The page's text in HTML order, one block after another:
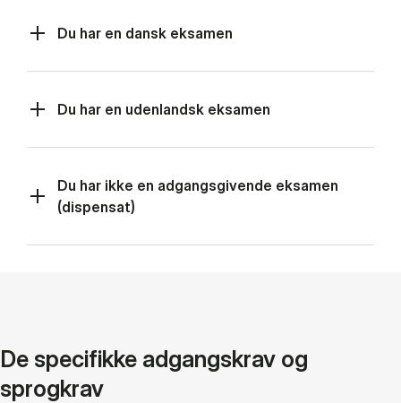
Du har en dansk eksamen
Du har en udenlandsk eksamen
Du har ikke en adgangsgivende eksamen
(dispensat)
De specifikke adgangskrav og
sprogkrav